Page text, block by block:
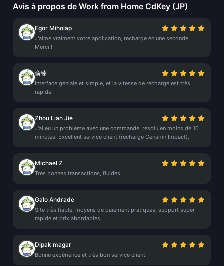
Avis à propos de Work from Home CdKey (JP)
Egor Miholap
J'aime vraiment votre application, recharge en une seconde.
Merci !
俞臻
Interface géniale et simple, et la vitesse de recharge est très
rapide.
Zhou Lian Jie
J'ai eu un problème avec une commande, résolu en moins de 10
minutes. Excellent service client (recharge Genshin Impact).
Michael Z
Très bonnes transactions, fluides.
Galo Andrade
Site très fiable, moyens de paiement pratiques, support super
rapide et prix abordables.
Dipak magar
Bonne expérience et très bon service client.